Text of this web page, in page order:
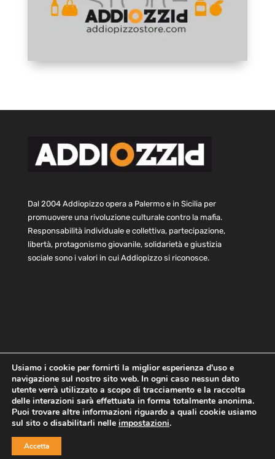
Dal 2004 Addiopizzo opera a Palermo e in Sicilia per
promuovere una rivoluzione culturale contro la mafia.
Responsabilità individuale e collettiva, partecipazione,
libertà, protagonismo giovanile, solidarietà e giustizia
sociale sono i valori in cui Addiopizzo si riconosce.
Home Statuto e bilancio
Contatti
Privacy
Cookie Child Protection Policy
Copyright © 2021 AddioPizzo | Tutti i diritti riservati | Sede
Usiamo i cookie per fornirti la miglior esperienza d'uso e
navigazione sul nostro sito web. In ogni caso nessun dato
utente verrà utilizzato a scopo di tracciamento e la raccolta
delle interazioni sarà effettuata in forma totalmente anonima.
Puoi trovare altre informazioni riguardo a quali cookie usiamo
sul sito o disabilitarli nelle impostazioni.
Accetta